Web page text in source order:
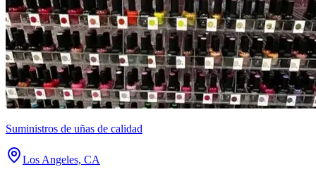
Suministros de uñas de calidad
Los Angeles, CA